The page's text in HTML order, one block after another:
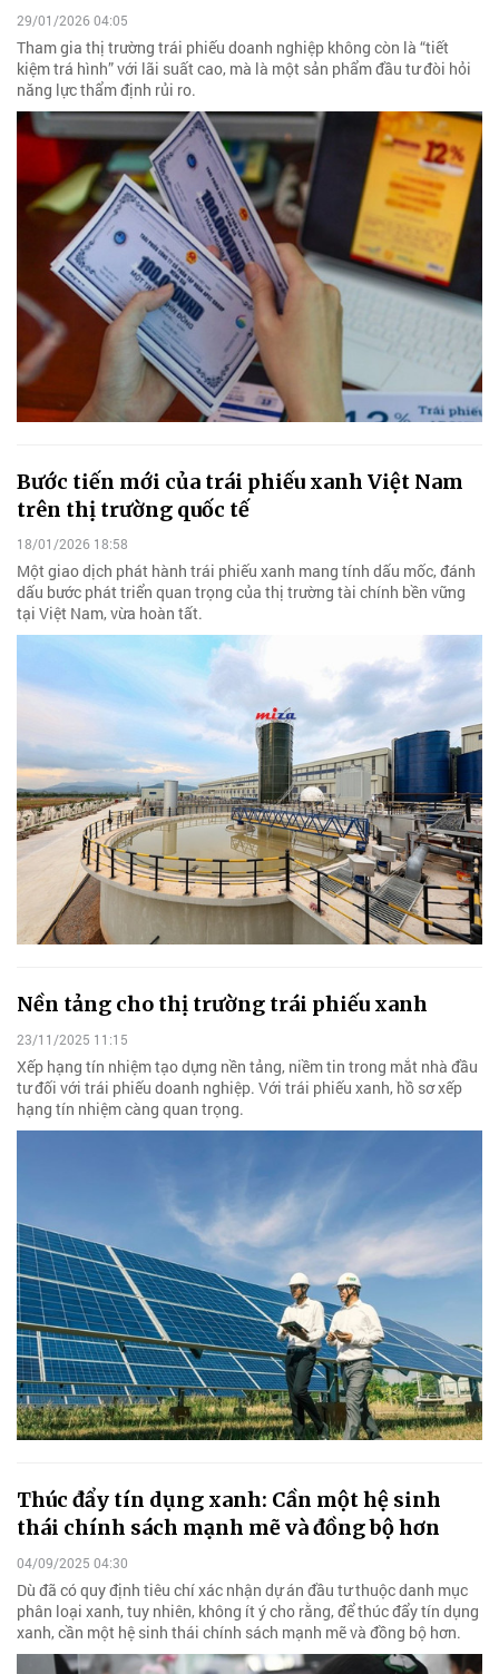
29/01/2026 04:05
Tham gia thị trường trái phiếu doanh nghiệp không còn là “tiết
kiệm trá hình” với lãi suất cao, mà là một sản phẩm đầu tư đòi hỏi
năng lực thẩm định rủi ro.
Bước tiến mới của trái phiếu xanh Việt Nam
trên thị trường quốc tế
18/01/2026 18:58
Một giao dịch phát hành trái phiếu xanh mang tính dấu mốc, đánh
dấu bước phát triển quan trọng của thị trường tài chính bền vững
tại Việt Nam, vừa hoàn tất.
Nền tảng cho thị trường trái phiếu xanh
23/11/2025 11:15
Xếp hạng tín nhiệm tạo dựng nền tảng, niềm tin trong mắt nhà đầu
tư đối với trái phiếu doanh nghiệp. Với trái phiếu xanh, hồ sơ xếp
hạng tín nhiệm càng quan trọng.
Thúc đẩy tín dụng xanh: Cần một hệ sinh
thái chính sách mạnh mẽ và đồng bộ hơn
04/09/2025 04:30
Dù đã có quy định tiêu chí xác nhận dự án đầu tư thuộc danh mục
phân loại xanh, tuy nhiên, không ít ý cho rằng, để thúc đẩy tín dụng
xanh, cần một hệ sinh thái chính sách mạnh mẽ và đồng bộ hơn.